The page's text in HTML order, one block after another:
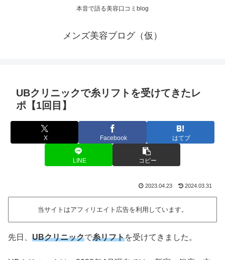
本音で語る美容口コミblog
メンズ美容ブログ（仮）
UBクリニックで糸リフトを受けてきたレ
ポ【1回目】
X Facebook はてブ
LINE コピー
2023.04.23 2024.03.31
当サイトはアフィリエイト広告を利用しています。
先日、 UBクリニックで糸リフトを受けてきました。